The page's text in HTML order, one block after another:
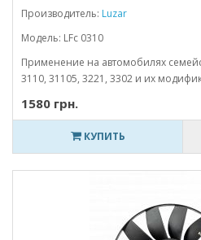
Производитель: Luzar
Модель: LFc 0310
Применение на автомобилях
3110, 31105, 3221, 3302 и их
1580 грн.
КУПИТЬ